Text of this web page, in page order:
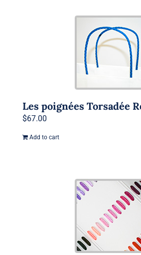
Les poignées Torsadée
$67.00
Add to cart